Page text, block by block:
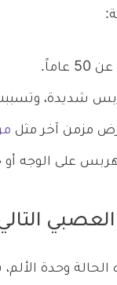
شديدة،
مزمن آخر مثل
على الوجه
وحدة